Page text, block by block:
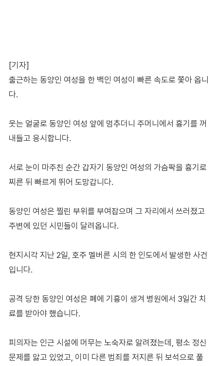
[기자]
출근하는 동양인 여성을 한 백인 여성이 빠른 속도로 쫓아 옵니
다.
웃는 얼굴로 동양인 여성 앞에 멈추더니 주머니에서 흉기를 꺼
내들고 응시합니다.
서로 눈이 마주친 순간 갑자기 동양인 여성의 가슴팍을 흉기로
찌른 뒤 빠르게 뛰어 도망갑니다.
동양인 여성은 찔린 부위를 부여잡으며 그 자리에서 쓰러졌고
주변에 있던 시민들이 달려옵니다.
현지시각 지난 2일, 호주 멜버른 시의 한 인도에서 발생한 사건
입니다.
공격 당한 동양인 여성은 폐에 기흉이 생겨 병원에서 3일간 치
료를 받아야 했습니다.
피의자는 인근 시설에 머무는 노숙자로 알려졌는데, 평소 정신
문제를 앓고 있었고, 이미 다른 범죄를 저지른 뒤 보석으로 풀